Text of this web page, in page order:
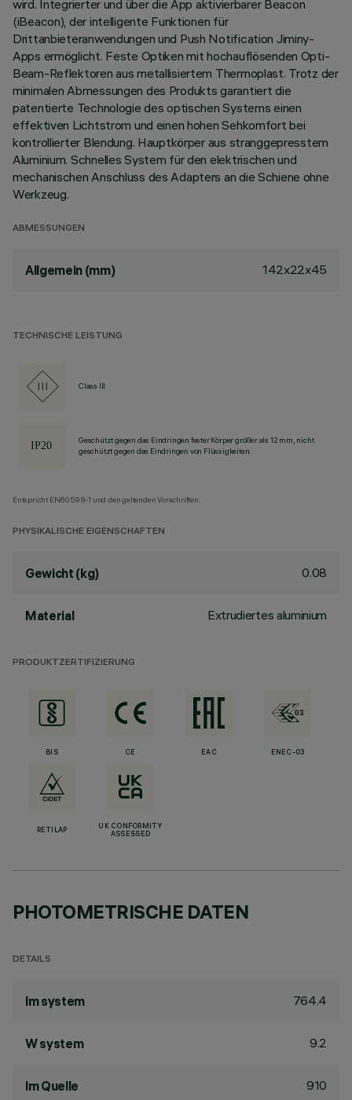
wird. Integrierter und über die App aktivierbarer Beacon
(iBeacon), der intelligente Funktionen für
Drittanbieteranwendungen und Push Notification Jiminy-
Apps ermöglicht. Feste Optiken mit hochauflösenden Opti-
Beam-Reflektoren aus metallisiertem Thermoplast. Trotz der
minimalen Abmessungen des Produkts garantiert die
patentierte Technologie des optischen Systems einen
effektiven Lichtstrom und einen hohen Sehkomfort bei
kontrollierter Blendung. Hauptkörper aus stranggepresstem
Aluminium. Schnelles System für den elektrischen und
mechanischen Anschluss des Adapters an die Schiene ohne
Werkzeug.
ABMESSUNGEN
Allgemein (mm) 142x22x45
TECHNISCHE LEISTUNG
Class III
Geschützt gegen das Eindringen fester Körper größer als 12 mm, nicht
geschützt gegen das Eindringen von Flüssigkeiten.
Entspricht EN60598-1 und den geltenden Vorschriften.
PHYSIKALISCHE EIGENSCHAFTEN
Gewicht (kg) 0.08
Material Extrudiertes aluminium
PRODUKTZERTIFIZIERUNG
BIS CE EAC ENEC-03
RETILAP
UK CONFORMITY
ASSESSED
PHOTOMETRISCHE DATEN
DETAILS
lm system 764.4
W system 9.2
lm Quelle 910